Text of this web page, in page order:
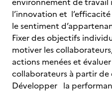
l’innovation et
le sentiment
Fixer des objectifs
motiver les
actions menées et
collaborateurs à partir de
Développer la